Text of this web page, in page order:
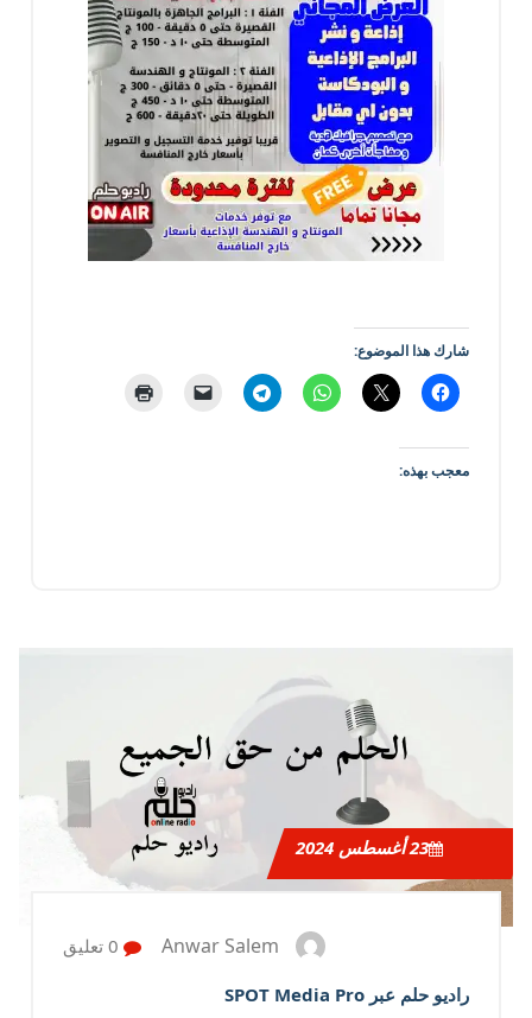
شارك هذا الموضوع:
معجب بهذه:
23أغسطس 2024
Anwar Salem 0 تعليق
راديو حلم عبر SPOT Media Pro